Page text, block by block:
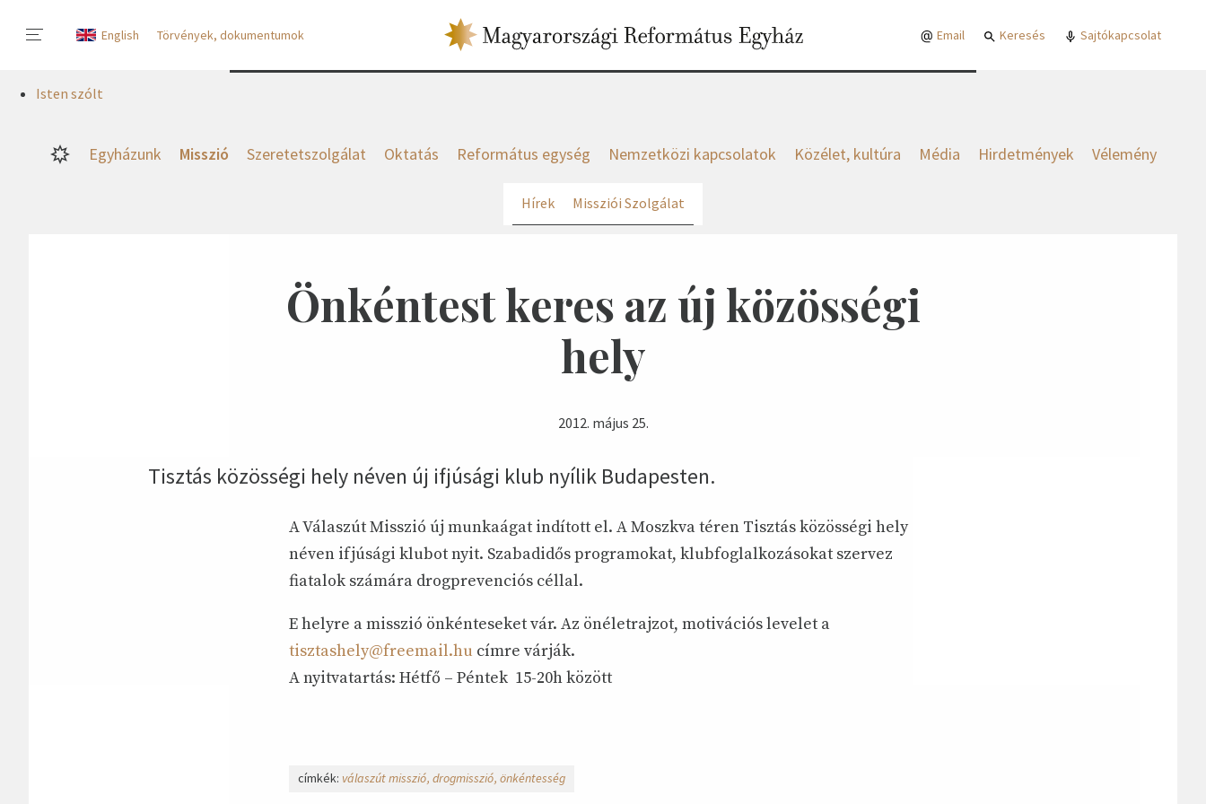
English Törvények, dokumentumok Email Keresés Sajtókapcsolat
Isten szólt
Egyházunk Misszió Szeretetszolgálat Oktatás Református egység Nemzetközi kapcsolatok Közélet, kultúra Média Hirdetmények Vélemény
Hírek Missziói Szolgálat
Önkéntest keres az új közösségi
hely
2012. május 25.
Tisztás közösségi hely néven új ifjúsági klub nyílik Budapesten.
A Válaszút Misszió új munkaágat indított el. A Moszkva téren Tisztás közösségi hely
néven ifjúsági klubot nyit. Szabadidős programokat, klubfoglalkozásokat szervez
fiatalok számára drogprevenciós céllal.
E helyre a misszió önkénteseket vár. Az önéletrajzot, motivációs levelet a
tisztashely@freemail.hu címre várják.
A nyitvatartás: Hétfő – Péntek 15-20h között
címkék: válaszút misszió drogmisszió önkéntesség